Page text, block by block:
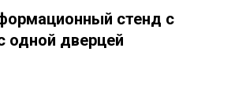
стенд с
одной дверцей